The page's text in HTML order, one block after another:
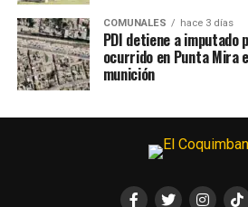
COMUNALES hace 3 días
PDI detiene a
ocurrido en Punta Mira
munición